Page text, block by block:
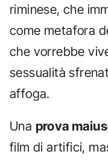
riminese, che
come metafora
che vorrebbe
sessualità
affoga.
Una prova
film di artifici,